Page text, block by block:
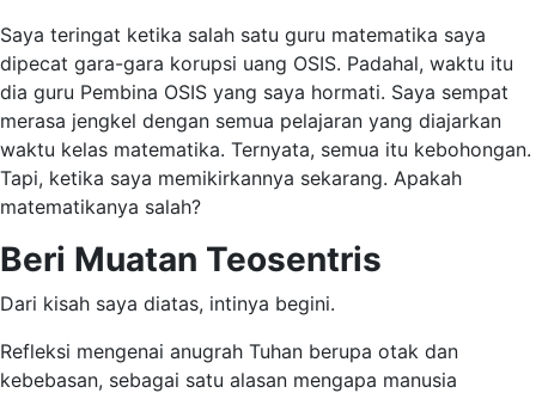
Saya teringat ketika salah satu guru matematika saya
dipecat gara-gara korupsi uang OSIS. Padahal, waktu itu
dia guru Pembina OSIS yang saya hormati. Saya sempat
merasa jengkel dengan semua pelajaran yang diajarkan
waktu kelas matematika. Ternyata, semua itu kebohongan.
Tapi, ketika saya memikirkannya sekarang. Apakah
matematikanya salah?
Beri Muatan Teosentris
Dari kisah saya diatas, intinya begini.
Refleksi mengenai anugrah Tuhan berupa otak dan
kebebasan, sebagai satu alasan mengapa manusia